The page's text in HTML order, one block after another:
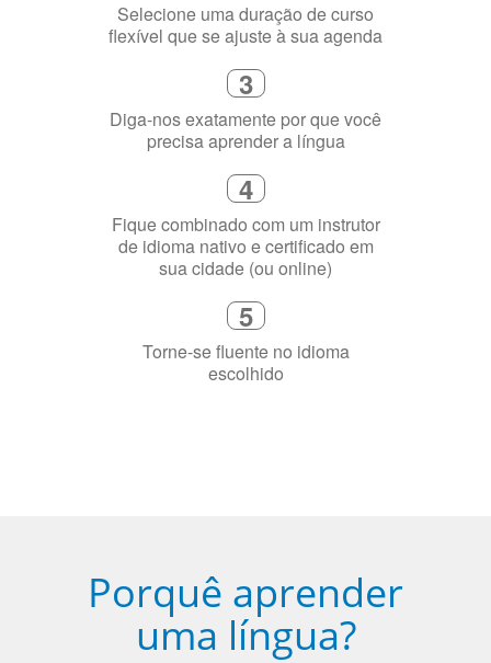
Selecione uma duração de curso
flexível que se ajuste à sua agenda
3
Diga-nos exatamente por que você
precisa aprender a língua
4
Fique combinado com um instrutor
de idioma nativo e certificado em
sua cidade (ou online)
5
Torne-se fluente no idioma
escolhido
Porquê aprender
uma língua?